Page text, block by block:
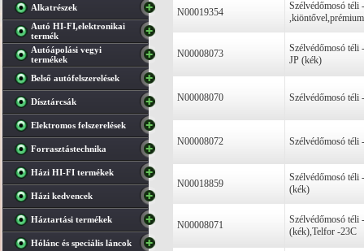
Alkatrészek
Autó HI-FI,elektronikai
termék
Autóápolási vegyi
termékek
Belső autófelszerelések
Dísztárcsák
Elektromos felszerelések
Forrasztástechnika
Házi HI-FI termékek
Házi kedvencek
Háztartási termékek
Hólánc és speciális láncok
N00019354
Szélvédőmosó téli
N00008073
Szélvédőmosó téli
JP (kék)
N00008070 Szélvédőmosó
N00008072 Szélvédőmosó téli
N00018859
Szélvédőmosó téli
(kék)
N00008071
Szélvédőmosó téli
(kék),Telfor -23C